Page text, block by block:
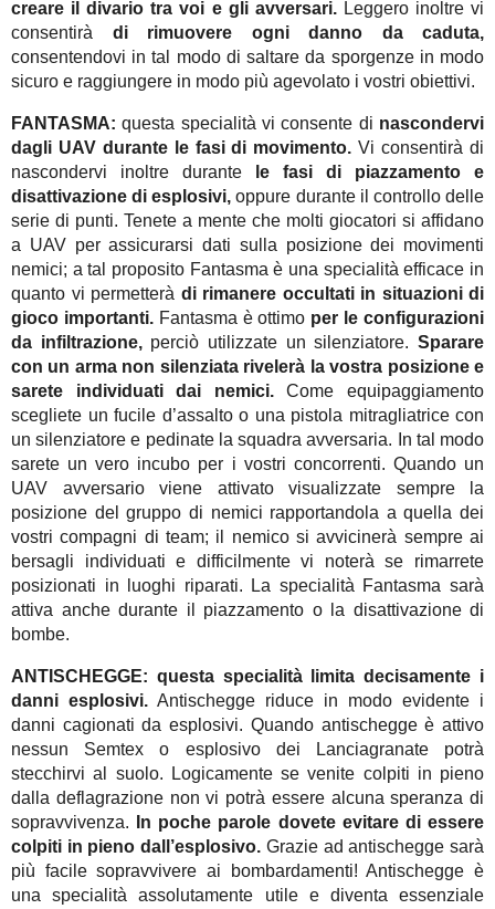
creare il divario tra voi e gli avversari.Leggero inoltre vi
consentirà di rimuovere ogni danno da caduta,
consentendovi in tal modo di saltare da sporgenze in modo
sicuro e raggiungere in modo più agevolato i vostri obiettivi.
FANTASMA: questa specialità vi consente di nascondervi
dagli UAV durante le fasi di movimento. Vi consentirà di
nascondervi inoltre durante le fasi di piazzamento e
disattivazione di esplosivi, oppure durante il controllo delle
serie di punti. Tenete a mente che molti giocatori si affidano
a UAV per assicurarsi dati sulla posizione dei movimenti
nemici; a tal proposito Fantasma è una specialità efficace in
quanto vi permetterà di rimanere occultati in situazioni di
gioco importanti.Fantasma è ottimo per le configurazioni
da infiltrazione,perciò utilizzate un silenziatore.Sparare
con un arma non silenziata rivelerà la vostra posizione e
sarete individuati dai nemici.Come equipaggiamento
scegliete un fucile d’assalto o una pistola mitragliatrice con
un silenziatore e pedinate la squadra avversaria. In tal modo
sarete un vero incubo per i vostri concorrenti. Quando un
UAV avversario viene attivato visualizzate sempre la
posizione del gruppo di nemici rapportandola a quella dei
vostri compagni di team; il nemico si avvicinerà sempre ai
bersagli individuati e difficilmente vi noterà se rimarrete
posizionati in luoghi riparati. La specialità Fantasma sarà
attiva anche durante il piazzamento o la disattivazione di
bombe.
ANTISCHEGGE: questa specialità limita decisamente i
danni esplosivi. Antischegge riduce in modo evidente i
danni cagionati da esplosivi. Quando antischegge è attivo
nessun Semtex o esplosivo dei Lanciagranate potrà
stecchirvi al suolo. Logicamente se venite colpiti in pieno
dalla deflagrazione non vi potrà essere alcuna speranza di
sopravvivenza.
In poche parole dovete evitare di essere
colpiti in pieno dall’esplosivo. Grazie ad antischegge sarà
più facile sopravvivere ai bombardamenti! Antischegge è
una specialità assolutamente utile e diventa essenziale